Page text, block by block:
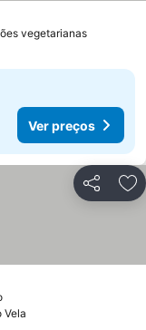
vegetarianasVer
Ver preços
Partilhar
Ver preços
Vela